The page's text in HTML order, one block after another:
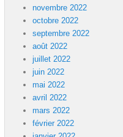
novembre 2022
octobre 2022
septembre 2022
août 2022
juillet 2022
juin 2022
mai 2022
avril 2022
mars 2022
février 2022